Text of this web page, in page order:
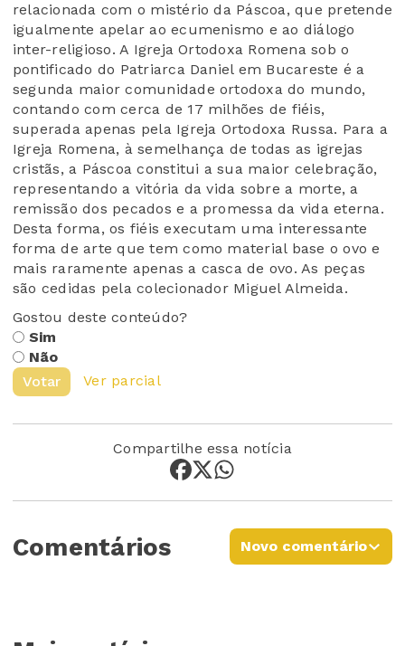
relacionada com o mistério da Páscoa, que pretende
igualmente apelar ao ecumenismo e ao diálogo
inter-religioso. A Igreja Ortodoxa Romena sob o
pontificado do Patriarca Daniel em Bucareste é a
segunda maior comunidade ortodoxa do mundo,
contando com cerca de 17 milhões de fiéis,
superada apenas pela Igreja Ortodoxa Russa. Para a
Igreja Romena, à semelhança de todas as igrejas
cristãs, a Páscoa constitui a sua maior celebração,
representando a vitória da vida sobre a morte, a
remissão dos pecados e a promessa da vida eterna.
Desta forma, os fiéis executam uma interessante
forma de arte que tem como material base o ovo e
mais raramente apenas a casca de ovo. As peças
são cedidas pela colecionador Miguel Almeida.
Gostou deste conteúdo?
Sim
Não
Votar
Ver parcial
Compartilhe essa notícia
Comentários Novo comentário